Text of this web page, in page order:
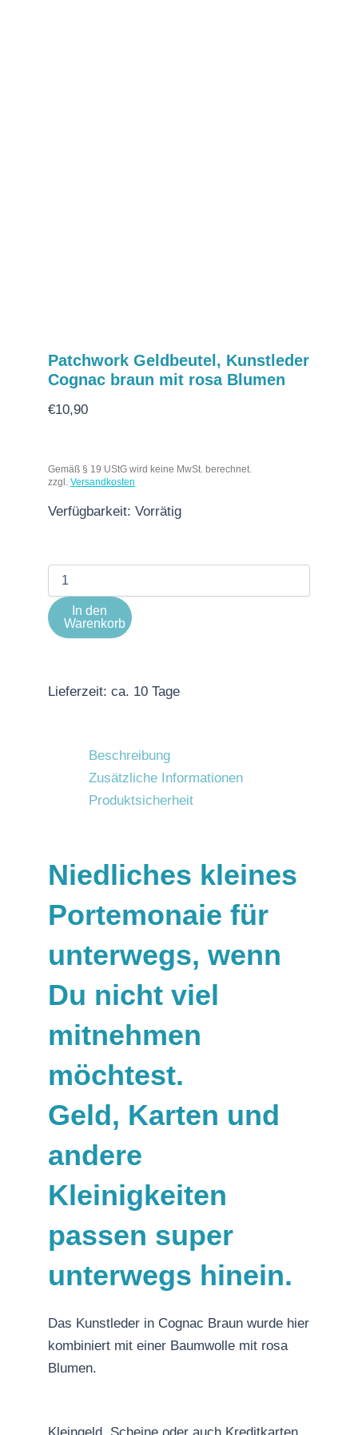
Patchwork Geldbeutel, Kunstleder
Cognac braun mit rosa Blumen
€10,90
Gemäß § 19 UStG wird keine MwSt. berechnet.
zzgl. Versandkosten
Verfügbarkeit: Vorrätig
In den
Warenkorb
Lieferzeit: ca. 10 Tage
Beschreibung
Zusätzliche Informationen
Produktsicherheit
Niedliches kleines
Portemonaie für
unterwegs, wenn
Du nicht viel
mitnehmen
möchtest.
Geld, Karten und
andere
Kleinigkeiten
passen super
unterwegs hinein.
Das Kunstleder in Cognac Braun wurde hier
kombiniert mit einer Baumwolle mit rosa
Blumen.